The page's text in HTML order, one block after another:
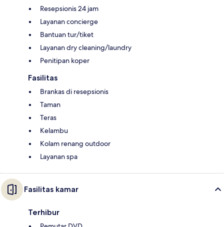
Resepsionis 24 jam
Layanan concierge
Bantuan tur/tiket
Layanan dry cleaning/laundry
Penitipan koper
Fasilitas
Brankas di resepsionis
Taman
Teras
Kelambu
Kolam renang outdoor
Layanan spa
Fasilitas kamar
Terhibur